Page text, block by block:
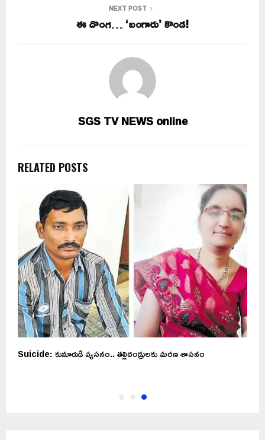
NEXT POST
ఈ దొంగ… ‘బంగారు’ కొండ!
SGS TV NEWS online
RELATED POSTS
Suicide: కుమారుడి వ్యసనం.. తల్లిదండ్రులకు మరణ శాసనం